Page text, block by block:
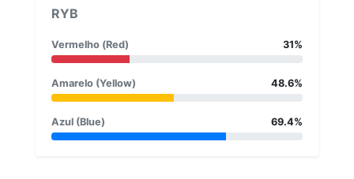
RYB
Vermelho (Red) 31%
Amarelo (Yellow) 48.6%
Azul (Blue) 69.4%